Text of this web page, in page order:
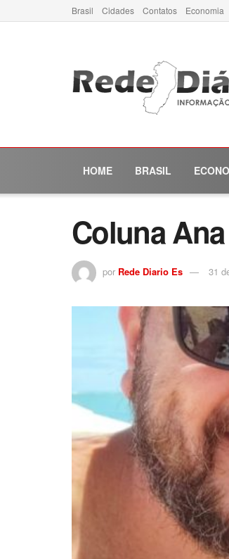
Brasil Cidades Contatos Economia
HOME BRASIL
Coluna
por Rede Diario Es 31